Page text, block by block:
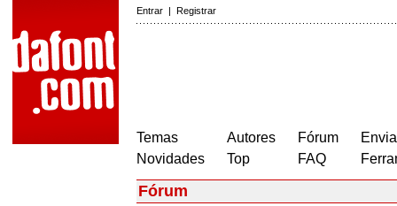
Entrar | Registrar
Temas
Novidades
Autores
Top
Fórum
FAQ
Fórum